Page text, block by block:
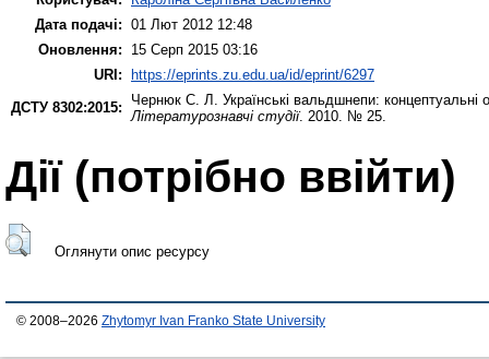
Дата подачі: 01 Лют 2012 12:48
Оновлення:
15 Серп 2015 03:16
URI:
https://eprints.zu.edu.ua/id/eprint/6297
ДСТУ 8302:2015:
Чернюк С. Л. Українські вальдшнепи:
Літературознавчі студії. 2010. № 25.
Дії ​​(потрібно ввійти)
Оглянути опис ресурсу
© 2008–2026 Zhytomyr Ivan Franko State University